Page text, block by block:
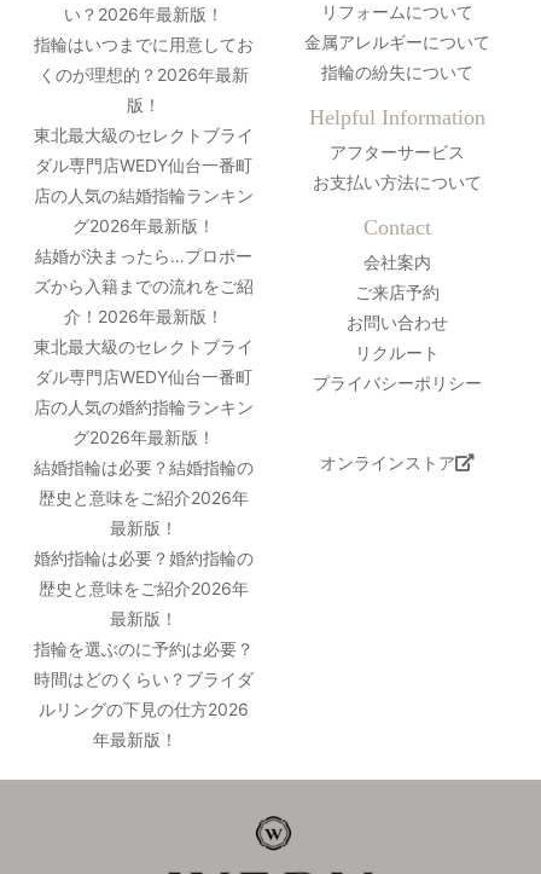
い？2026年最新版！
指輪はいつまでに用意してお
くのが理想的？2026年最新
版！
東北最大級のセレクトブライ
ダル専門店WEDY仙台一番町
店の人気の結婚指輪ランキン
グ2026年最新版！
結婚が決まったら…プロポー
ズから入籍までの流れをご紹
介！2026年最新版！
東北最大級のセレクトブライ
ダル専門店WEDY仙台一番町
店の人気の婚約指輪ランキン
グ2026年最新版！
結婚指輪は必要？結婚指輪の
歴史と意味をご紹介2026年
最新版！
婚約指輪は必要？婚約指輪の
歴史と意味をご紹介2026年
最新版！
指輪を選ぶのに予約は必要？
時間はどのくらい？ブライダ
ルリングの下見の仕方2026
年最新版！
リフォームについて
金属アレルギーについて
指輪の紛失について
Helpful Information
アフターサービス
お支払い方法について
Contact
会社案内
ご来店予約
お問い合わせ
リクルート
プライバシーポリシー
オンラインストア